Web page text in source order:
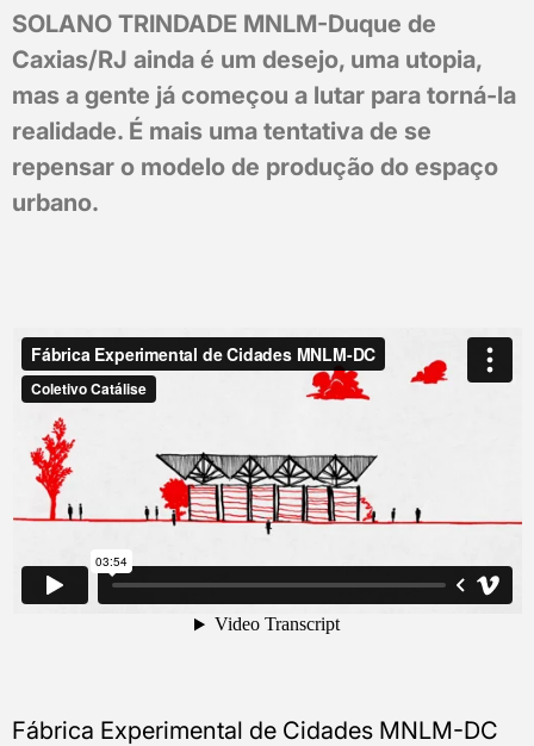
SOLANO TRINDADE MNLM-Duque de
Caxias/RJ ainda é um desejo, uma utopia,
mas a gente já começou a lutar para torná-la
realidade. É mais uma tentativa de se
repensar o modelo de produção do espaço
urbano.
Fábrica Experimental de Cidades MNLM-DC